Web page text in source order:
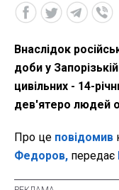
Внаслідок
доби у
цивільних - 14-
дев'ятеро людей
Про це повідомив
Федоров, передає